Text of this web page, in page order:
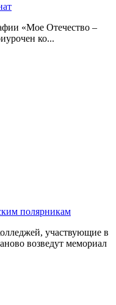
«Мое Отечество –
ко...
полярникам
участвующие в
возведут мемориал